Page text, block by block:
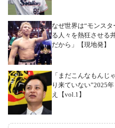
なぜ世界は“モンス
る人々を熱狂させる
だから」【現地発】
「まだこんなもんじ
り来ていない”2025
え【vol.1】